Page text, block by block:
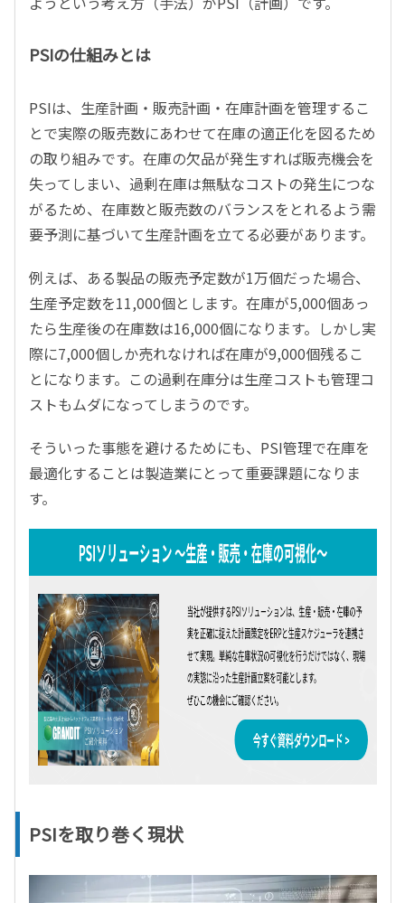
PSIの仕組みとは
PSIは、生産計画・販売計画・在庫計画を管理するこ
とで実際の販売数にあわせて在庫の適正化を図るため
の取り組みです。在庫の欠品が発生すれば販売機会を
失ってしまい、過剰在庫は無駄なコストの発生につな
がるため、在庫数と販売数のバランスをとれるよう需
要予測に基づいて生産計画を立てる必要があります。
例えば、ある製品の販売予定数が1万個だった場合、
生産予定数を11,000個とします。在庫が5,000個あっ
たら生産後の在庫数は16,000個になります。しかし実
際に7,000個しか売れなければ在庫が9,000個残るこ
とになります。この過剰在庫分は生産コストも管理コ
ストもムダになってしまうのです。
そういった事態を避けるためにも、PSI管理で在庫を
最適化することは製造業にとって重要課題になりま
す。
PSIを取り巻く現状